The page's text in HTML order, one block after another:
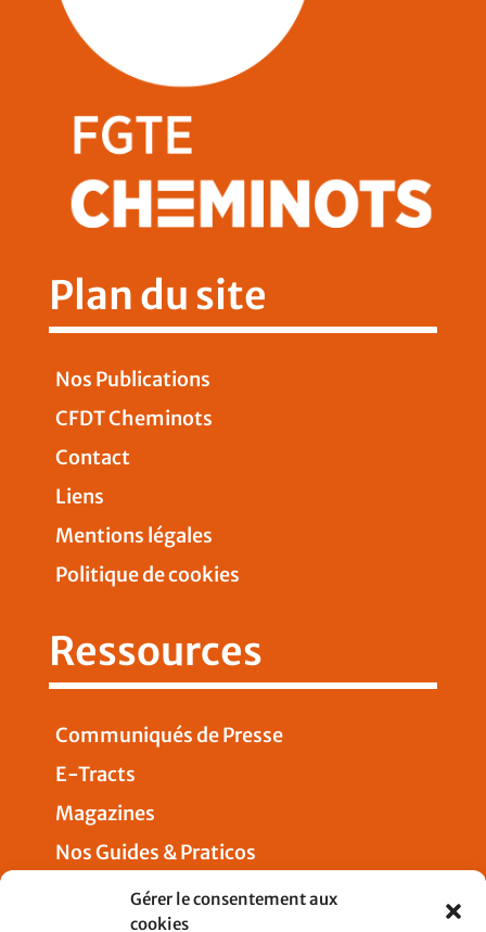
Gérer le consentement aux
cookies
Plan du site
Nos Publications
CFDT Cheminots
Contact
Liens
Mentions légales
Politique de cookies
Ressources
Communiqués de Presse
E-Tracts
Magazines
Nos Guides & Praticos